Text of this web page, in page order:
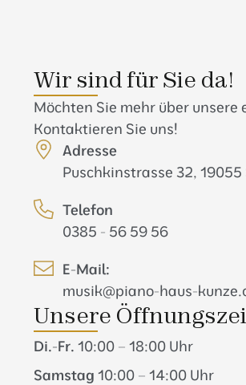
Wir sind für Sie da!
Möchten Sie mehr über
Kontaktieren Sie uns!
Adresse
Puschkinstrasse 32,
Telefon
0385 - 56 59 56
E-Mail:
musik@piano-haus-
Unsere
Di.-Fr. 10:00 – 18:00 Uhr
Samstag 10:00 – 14:00 Uhr